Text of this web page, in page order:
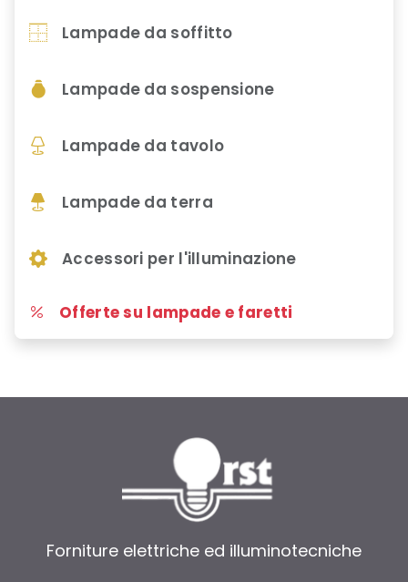
Lampade da soffitto
Lampade da sospensione
Lampade da tavolo
Lampade da terra
Accessori per l'illuminazione
Offerte su lampade e faretti
Forniture elettriche ed illuminotecniche